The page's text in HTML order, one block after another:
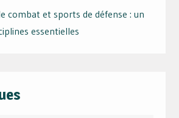
combat et sports de défense : un
essentielles